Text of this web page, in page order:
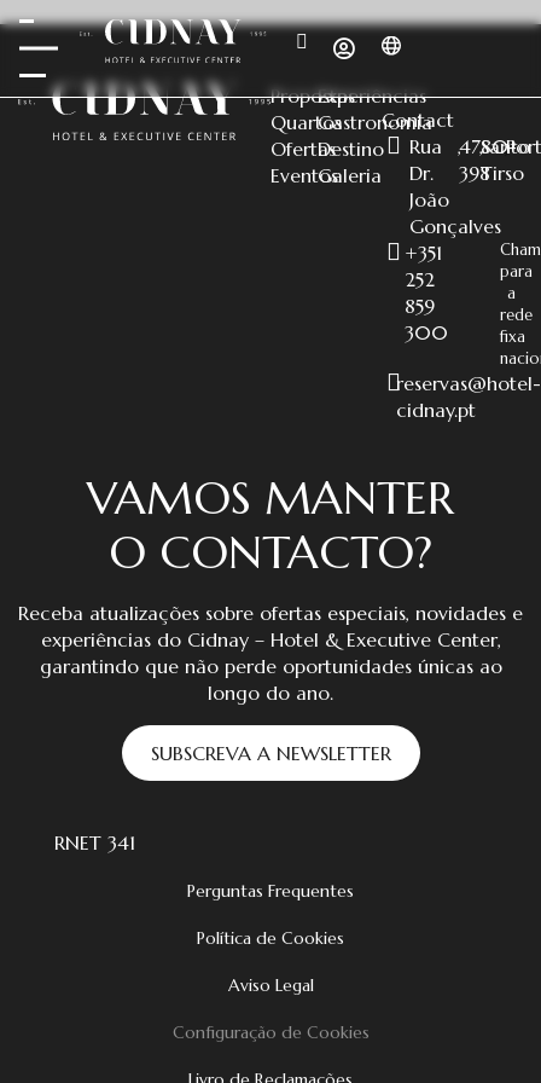
Propostas
Quartos
Ofertas
Eventos
Experiências
Gastronomia
Destino
Galeria
Contact
Rua
Dr.
João
Gonçalves
,4780-
398
,Santo
Tirso
,
+351
252
859
300
para
a
rede
fixa
reservas@hotel-
cidnay.pt
VAMOS MANTER
O CONTACTO?
Receba atualizações sobre ofertas especiais, novidades e
experiências do Cidnay – Hotel & Executive Center,
garantindo que não perde oportunidades únicas ao
longo do ano.
SUBSCREVA A NEWSLETTER
RNET 341
Perguntas Frequentes
Política de Cookies
Aviso Legal
Configuração de Cookies